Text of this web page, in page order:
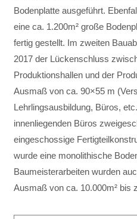
Bodenplatte ausgeführt.
eine ca. 1.200m² große
fertig gestellt. Im zweiten
2017 der Lückenschluss
Produktionshallen und der
Ausmaß von ca. 90×55 m
Lehrlingsausbildung, Büros,
innenliegenden Büros
eingeschossige
wurde eine monolithische
Baumeisterarbeiten wurden
Ausmaß von ca. 10.000m² bis